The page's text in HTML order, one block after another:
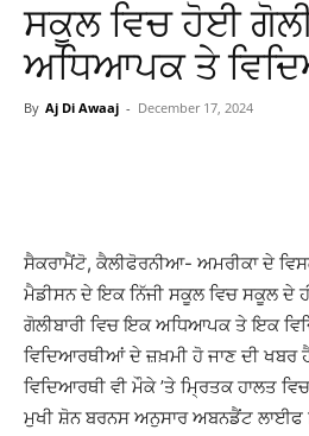
ਸਕੂਲ ਵਿਚ ਹੋਈ
ਅਧਿਆਪਕ ਤੇ
By Aj Di Awaaj - December 17, 2024
ਸੈਕਰਾਮੈਂਟੋ, ਕੈਲੀਫੋਰਨੀਆ- ਅਮਰੀਕਾ ਦੇ
ਮੈਡੀਸਨ ਦੇ ਇਕ ਨਿੱਜੀ ਸਕੂਲ ਵਿਚ ਸਕੂਲ ਦੇ
ਗੋਲੀਬਾਰੀ ਵਿਚ ਇਕ ਅਧਿਆਪਕ ਤੇ ਇਕ
ਵਿਦਿਆਰਥੀਆਂ ਦੇ ਜ਼ਖ਼ਮੀ ਹੋ ਜਾਣ ਦੀ ਖਬਰ
ਵਿਦਿਆਰਥੀ ਵੀ ਮੌਕੇ ’ਤੇ ਮ੍ਰਿਤਕ ਹਾਲਤ
ਮੁਖੀ ਸ਼ੋਨ ਬਰਨਸ ਅਨੁਸਾਰ ਅਬਨਡੈਂਟ ਲਾਈਫ